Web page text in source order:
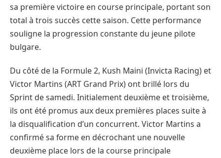
sa première victoire en course principale, portant son
total à trois succès cette saison. Cette performance
souligne la progression constante du jeune pilote
bulgare.
Du côté de la Formule 2, Kush Maini (Invicta Racing) et
Victor Martins (ART Grand Prix) ont brillé lors du
Sprint de samedi. Initialement deuxième et troisième,
ils ont été promus aux deux premières places suite à
la disqualification d’un concurrent. Victor Martins a
confirmé sa forme en décrochant une nouvelle
deuxième place lors de la course principale